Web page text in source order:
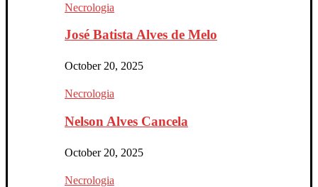
Necrologia
José Batista Alves de Melo
October 20, 2025
Necrologia
Nelson Alves Cancela
October 20, 2025
Necrologia